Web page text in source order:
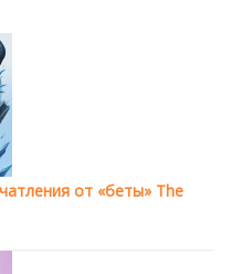
от «беты» The